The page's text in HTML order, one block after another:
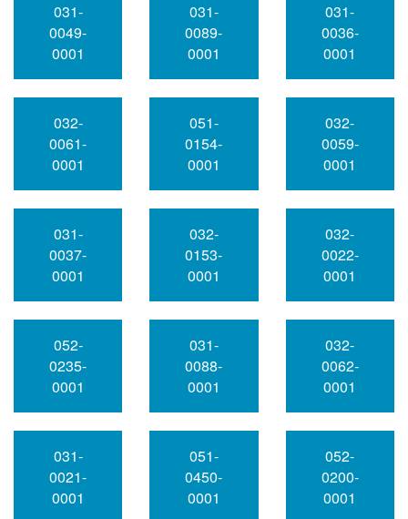
031-
0049-
0001
031-
0089-
0001
031-
0036-
0001
032-
0061-
0001
051-
0154-
0001
032-
0059-
0001
031-
0037-
0001
032-
0153-
0001
032-
0022-
0001
052-
0235-
0001
031-
0088-
0001
032-
0062-
0001
031-
0021-
0001
051-
0450-
0001
052-
0200-
0001